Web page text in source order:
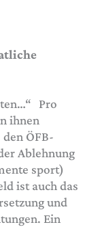
Pro
ihnen
ÖFB-
Ablehnung
sport)
ist auch das
und
Ein